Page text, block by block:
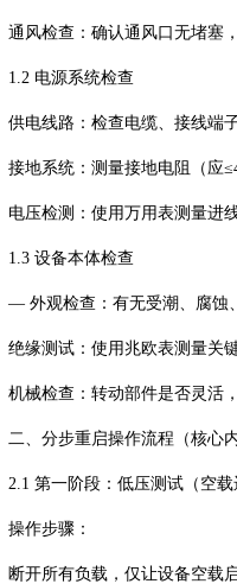
通风检查：确认通风口无堵塞
1.2 电源系统检查
供电线路：检查电缆、接线端
接地系统：测量接地电阻（应
电压检测：使用万用表测量进
1.3 设备本体检查
— 外观检查：有无受潮、腐蚀
绝缘测试：使用兆欧表测量关
机械检查：转动部件是否灵活
二、分步重启操作流程（核心
2.1 第一阶段：低压测试（空
操作步骤：
断开所有负载，仅让设备空载